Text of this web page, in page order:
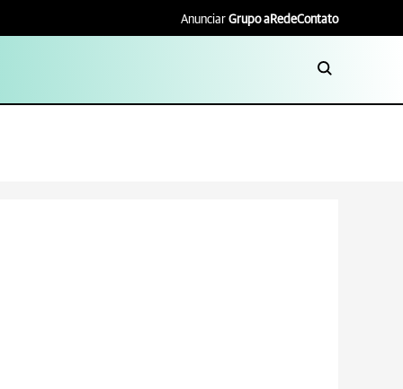
Anunciar Grupo aRedeContato